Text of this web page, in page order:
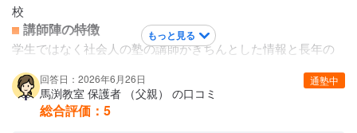
校
講師陣の特徴
学生ではなく社会人の塾の講師がきちんとした情報と長年の
どの先生も優しいので質問もしやすいですし、とてもわかり
やすいです。 入室説明会で見た授業がわかりやすいなと感じ
もっと見る
通塾中
回答日：2026年6月26日
馬渕教室 保護者 （父親） の口コミ
総合評価： 5